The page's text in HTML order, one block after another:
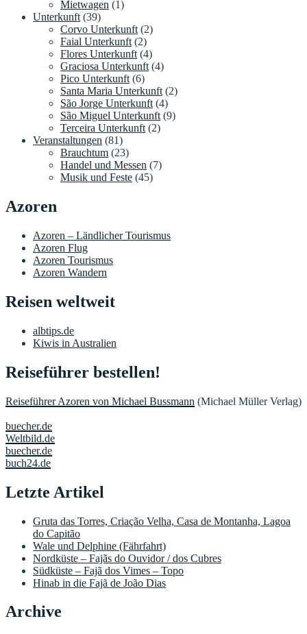
Mietwagen (1)
Unterkunft (39)
Corvo Unterkunft (2)
Faial Unterkunft (2)
Flores Unterkunft (4)
Graciosa Unterkunft (4)
Pico Unterkunft (6)
Santa Maria Unterkunft (2)
São Jorge Unterkunft (4)
São Miguel Unterkunft (9)
Terceira Unterkunft (2)
Veranstaltungen (81)
Brauchtum (23)
Handel und Messen (7)
Musik und Feste (45)
Azoren
Azoren – Ländlicher Tourismus
Azoren Flug
Azoren Tourismus
Azoren Wandern
Reisen weltweit
albtips.de
Kiwis in Australien
Reiseführer bestellen!
Reiseführer Azoren von Michael Bussmann (Michael Müller Verlag)
buecher.de
Weltbild.de
buecher.de
buch24.de
Letzte Artikel
Gruta das Torres, Criação Velha, Casa de Montanha, Lagoa
do Capitão
Wale und Delphine (Fährfahrt)
Nordküste – Fajãs do Ouvidor / dos Cubres
Südküste – Fajã dos Vimes – Topo
Hinab in die Fajã de João Dias
Archive